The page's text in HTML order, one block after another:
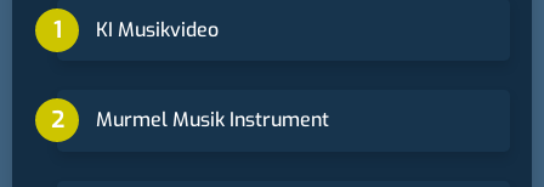
KI Musikvideo
Murmel Musik Instrument